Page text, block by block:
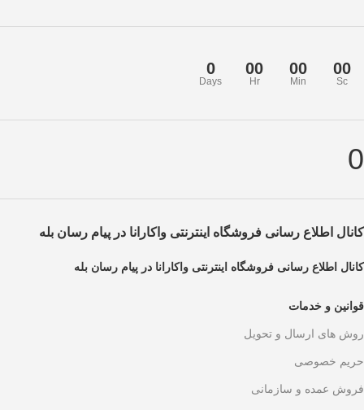
0
Days
00
Hr
00
Min
00
Sc
0
کانال اطلاع رسانی فروشگاه اینترنتی واکارانا در پیام رسان بله
کانال اطلاع رسانی فروشگاه اینترنتی واکارانا در پیام رسان بله
قوانین و خدمات
روش های ارسال و تحویل
حریم خصوصی
فروش عمده و سازمانی